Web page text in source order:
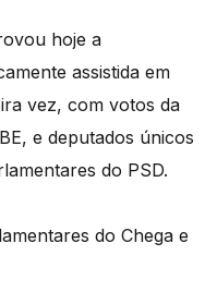
hoje a
assistida em
vez, com votos da
e deputados únicos
do PSD.
do Chega e